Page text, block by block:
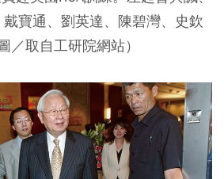
寶通、劉英達、陳碧灣、史欽
／取自工研院網站）